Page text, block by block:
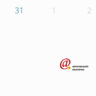
31 1 2